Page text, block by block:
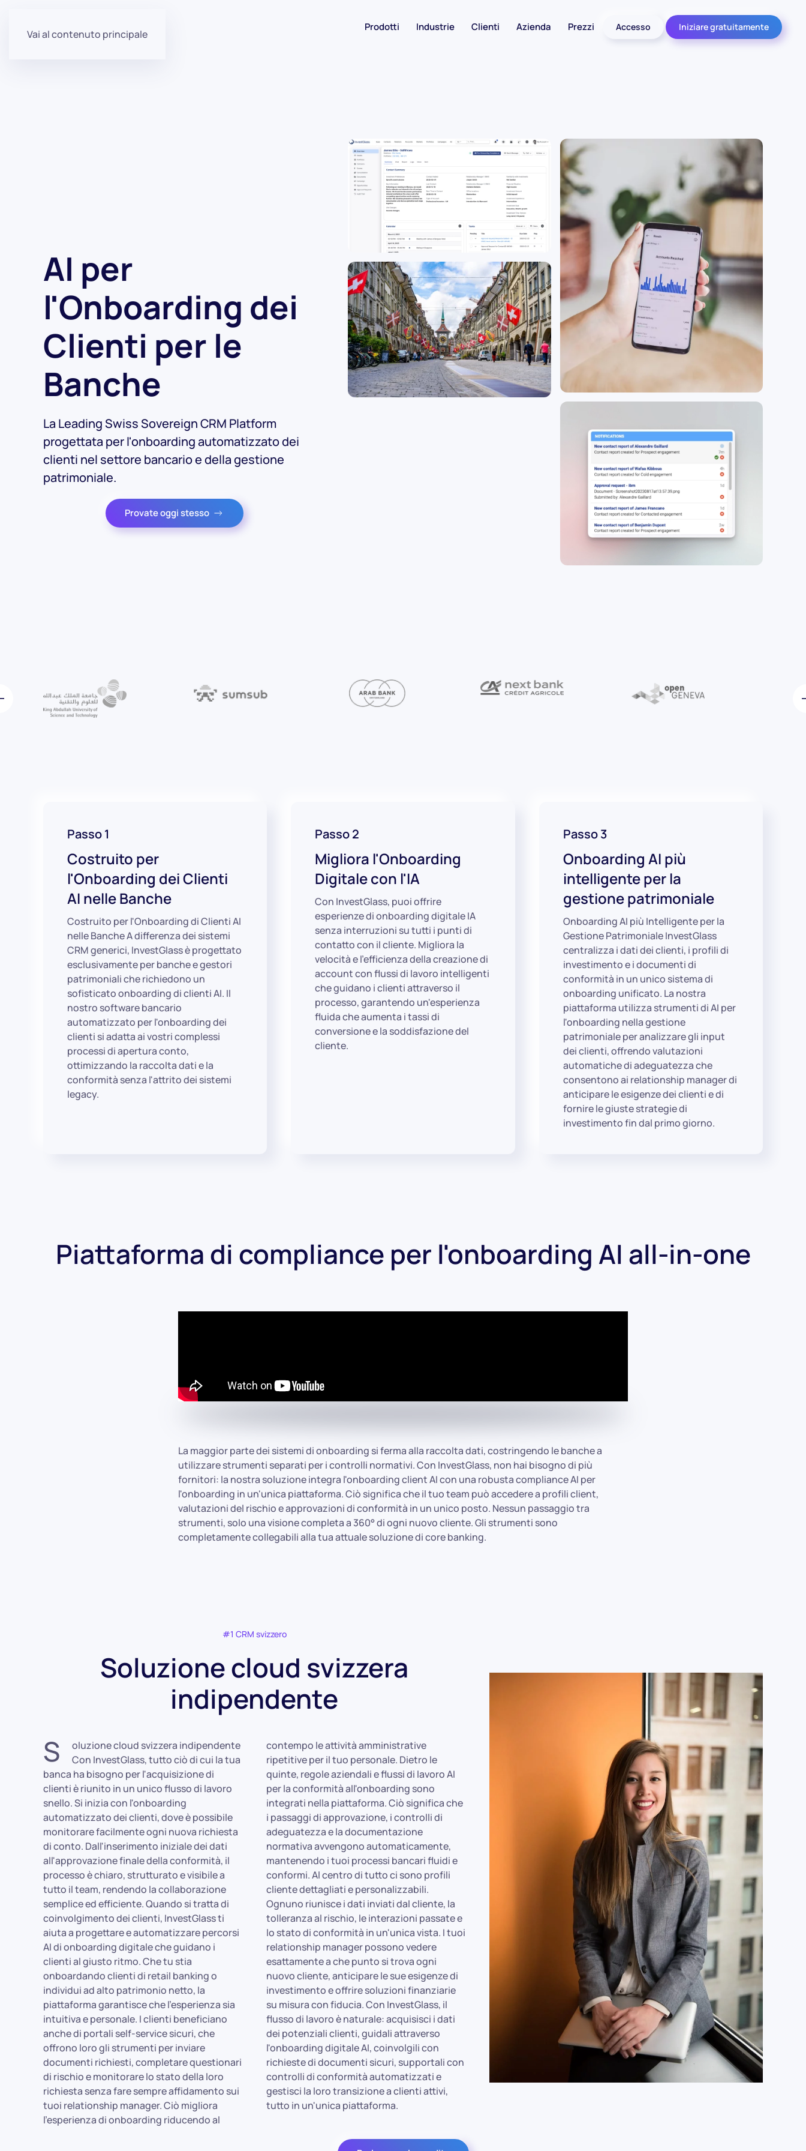
Vai al contenuto principale
Prodotti Industrie Clienti Azienda Prezzi Accesso Iniziare gratuitamente
AI per
l'Onboarding dei
Clienti per le
Banche
La Leading Swiss Sovereign CRM Platform
progettata per l'onboarding automatizzato dei
clienti nel settore bancario e della gestione
patrimoniale.
Provate oggi stesso
Passo 1
Costruito per
l'Onboarding dei Clienti
AI nelle Banche
Costruito per l'Onboarding di Clienti AI
nelle Banche A differenza dei sistemi
CRM generici, InvestGlass è progettato
esclusivamente per banche e gestori
patrimoniali che richiedono un
sofisticato onboarding di clienti AI. Il
nostro software bancario
automatizzato per l'onboarding dei
clienti si adatta ai vostri complessi
processi di apertura conto,
ottimizzando la raccolta dati e la
conformità senza l'attrito dei sistemi
legacy.
Passo 2
Migliora l'Onboarding
Digitale con l'IA
Con InvestGlass, puoi offrire
esperienze di onboarding digitale IA
senza interruzioni su tutti i punti di
contatto con il cliente. Migliora la
velocità e l'efficienza della creazione di
account con flussi di lavoro intelligenti
che guidano i clienti attraverso il
processo, garantendo un'esperienza
fluida che aumenta i tassi di
conversione e la soddisfazione del
cliente.
Passo 3
Onboarding AI più
intelligente per la
gestione patrimoniale
Onboarding AI più Intelligente per la
Gestione Patrimoniale InvestGlass
centralizza i dati dei clienti, i profili di
investimento e i documenti di
conformità in un unico sistema di
onboarding unificato. La nostra
piattaforma utilizza strumenti di AI per
l'onboarding nella gestione
patrimoniale per analizzare gli input
dei clienti, offrendo valutazioni
automatiche di adeguatezza che
consentono ai relationship manager di
anticipare le esigenze dei clienti e di
fornire le giuste strategie di
investimento fin dal primo giorno.
Piattaforma di compliance per l'onboarding AI all-in-one
La maggior parte dei sistemi di onboarding si ferma alla raccolta dati, costringendo le banche a
utilizzare strumenti separati per i controlli normativi. Con InvestGlass, non hai bisogno di più
fornitori: la nostra soluzione integra l'onboarding client AI con una robusta compliance AI per
l'onboarding in un'unica piattaforma. Ciò significa che il tuo team può accedere a profili client,
valutazioni del rischio e approvazioni di conformità in un unico posto. Nessun passaggio tra
strumenti, solo una visione completa a 360° di ogni nuovo cliente. Gli strumenti sono
completamente collegabili alla tua attuale soluzione di core banking.
#1 CRM svizzero
Soluzione cloud svizzera
indipendente
S
oluzione cloud svizzera indipendente
Con InvestGlass, tutto ciò di cui la tua
banca ha bisogno per l'acquisizione di
clienti è riunito in un unico flusso di lavoro
snello. Si inizia con l'onboarding
automatizzato dei clienti, dove è possibile
monitorare facilmente ogni nuova richiesta
di conto. Dall'inserimento iniziale dei dati
all'approvazione finale della conformità, il
processo è chiaro, strutturato e visibile a
tutto il team, rendendo la collaborazione
semplice ed efficiente. Quando si tratta di
coinvolgimento dei clienti, InvestGlass ti
aiuta a progettare e automatizzare percorsi
AI di onboarding digitale che guidano i
clienti al giusto ritmo. Che tu stia
onboardando clienti di retail banking o
individui ad alto patrimonio netto, la
piattaforma garantisce che l'esperienza sia
intuitiva e personale. I clienti beneficiano
anche di portali self-service sicuri, che
offrono loro gli strumenti per inviare
documenti richiesti, completare questionari
di rischio e monitorare lo stato della loro
richiesta senza fare sempre affidamento sui
tuoi relationship manager. Ciò migliora
l'esperienza di onboarding riducendo al
contempo le attività amministrative
ripetitive per il tuo personale. Dietro le
quinte, regole aziendali e flussi di lavoro AI
per la conformità all'onboarding sono
integrati nella piattaforma. Ciò significa che
i passaggi di approvazione, i controlli di
adeguatezza e la documentazione
normativa avvengono automaticamente,
mantenendo i tuoi processi bancari fluidi e
conformi. Al centro di tutto ci sono profili
cliente dettagliati e personalizzabili.
Ognuno riunisce i dati inviati dal cliente, la
tolleranza al rischio, le interazioni passate e
lo stato di conformità in un'unica vista. I tuoi
relationship manager possono vedere
esattamente a che punto si trova ogni
nuovo cliente, anticipare le sue esigenze di
investimento e offrire soluzioni finanziarie
su misura con fiducia. Con InvestGlass, il
flusso di lavoro è naturale: acquisisci i dati
dei potenziali clienti, guidali attraverso
l'onboarding digitale AI, coinvolgili con
richieste di documenti sicuri, supportali con
controlli di conformità automatizzati e
gestisci la loro transizione a clienti attivi,
tutto in un'unica piattaforma.